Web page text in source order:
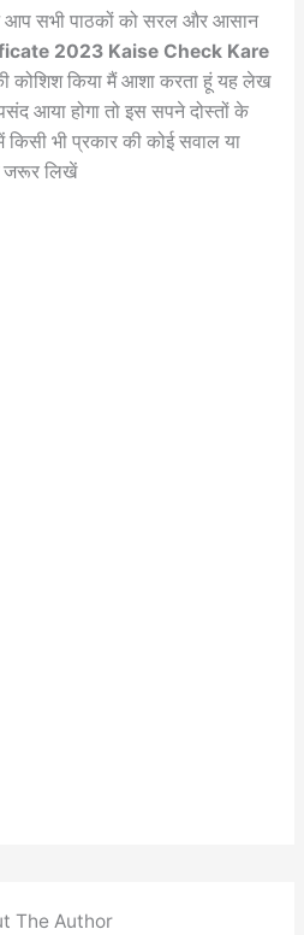
आप सभी पाठकों को सरल और आसान
2023 Kaise Check Kare
कोशिश किया मैं आशा करता हूं यह लेख
आया होगा तो इस सपने दोस्तों के
भी प्रकार की कोई सवाल या
जरूर लिखें
The Author